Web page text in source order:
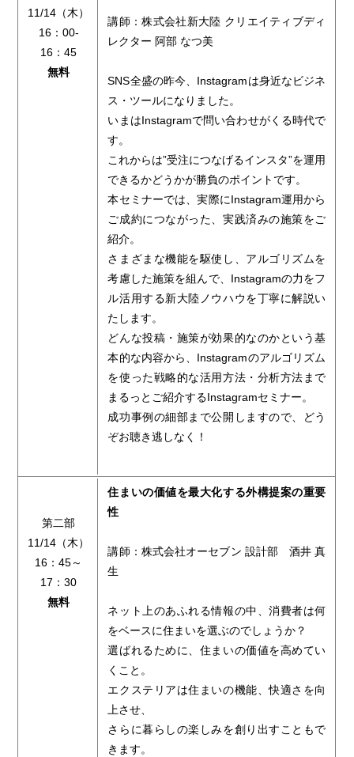
11/14（木）
16：00-
16：45
無料
講師：株式会社新大陸 クリエイティブディ
レクター 阿部 なつ美
SNS全盛の昨今、Instagramは身近なビジネ
ス・ツールになりました。
いまはInstagramで問い合わせがくる時代で
す。
これからは”受注につなげるインスタ”を運用
できるかどうかが勝負のポイントです。
本セミナーでは、実際にInstagram運用から
ご成約につながった、実践済みの施策をご
紹介。
さまざまな機能を駆使し、アルゴリズムを
考慮した施策を組んで、Instagramの力をフ
ル活用する新大陸ノウハウを丁寧に解説い
たします。
どんな投稿・施策が効果的なのかという基
本的な内容から、Instagramのアルゴリズム
を使った戦略的な活用方法・分析方法まで
まるっとご紹介するInstagramセミナー。
成功事例の細部まで公開しますので、どう
ぞお聴き逃しなく！
第二部
11/14（木）
16：45～
17：30
無料
住まいの価値を最大化する外構提案の重要
性
講師：株式会社オーセブン 設計部 酒井 真
生
ネット上のあふれる情報の中、消費者は何
をベースに住まいを選ぶのでしょうか？
選ばれるために、住まいの価値を高めてい
くこと。
エクステリアは住まいの機能、快適さを向
上させ、
さらに暮らしの楽しみを創り出すこともで
きます。